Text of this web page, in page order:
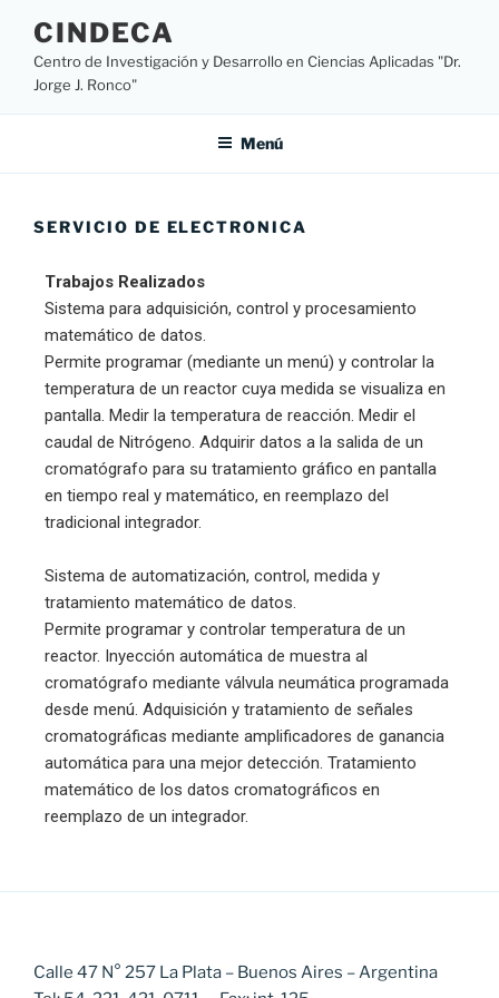
CINDECA
Centro de Investigación y Desarrollo en Ciencias Aplicadas "Dr.
Jorge J. Ronco"
Menú
SERVICIO DE ELECTRONICA
Trabajos Realizados
Sistema para adquisición, control y procesamiento
matemático de datos.
Permite programar (mediante un menú) y controlar la
temperatura de un reactor cuya medida se visualiza en
pantalla. Medir la temperatura de reacción. Medir el
caudal de Nitrógeno. Adquirir datos a la salida de un
cromatógrafo para su tratamiento gráfico en pantalla
en tiempo real y matemático, en reemplazo del
tradicional integrador.
Sistema de automatización, control, medida y
tratamiento matemático de datos.
Permite programar y controlar temperatura de un
reactor. Inyección automática de muestra al
cromatógrafo mediante válvula neumática programada
desde menú. Adquisición y tratamiento de señales
cromatográficas mediante amplificadores de ganancia
automática para una mejor detección. Tratamiento
matemático de los datos cromatográficos en
reemplazo de un integrador.
Calle 47 N° 257 La Plata – Buenos Aires – Argentina